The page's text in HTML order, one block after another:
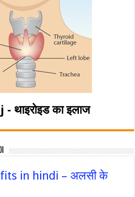
का इलाज
in hindi – अलसी के